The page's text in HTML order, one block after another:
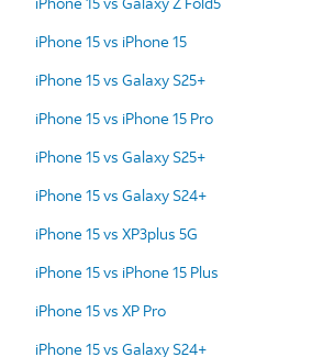
iPhone 15 vs iPhone 15
iPhone 15 vs Galaxy S25+
iPhone 15 vs iPhone 15 Pro
iPhone 15 vs Galaxy S25+
iPhone 15 vs Galaxy S24+
iPhone 15 vs XP3plus 5G
iPhone 15 vs iPhone 15 Plus
iPhone 15 vs XP Pro
iPhone 15 vs Galaxy S24+